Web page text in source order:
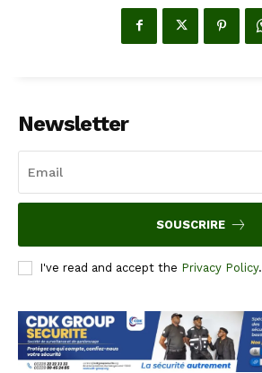
Newsletter
SOUSCRIRE
I've read and accept the Privacy Policy.